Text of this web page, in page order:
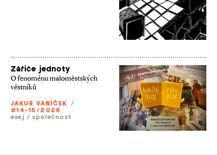
Zářiče jednoty
O fenoménu maloměstských
věstníků
JAKUB VANÍČEK /
#14-15/2026
esej / společnost